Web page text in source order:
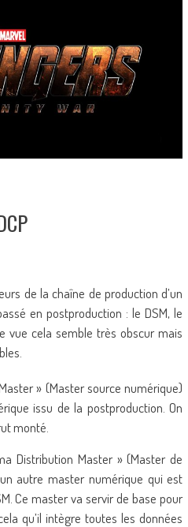
de la chaîne de production d’un
en postproduction : le DSM, le
vue cela semble très obscur mais
» (Master source numérique)
issu de la postproduction. On
monté.
Distribution Master » (Master de
autre master numérique qui est
Ce master va servir de base pour
qu’il intègre toutes les données